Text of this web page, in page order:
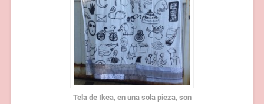
Tela de Ikea, en una sola pieza, son